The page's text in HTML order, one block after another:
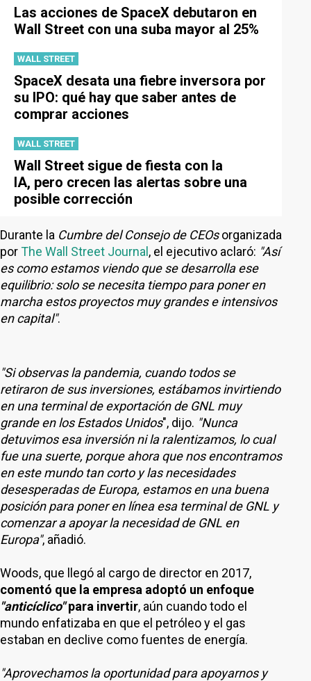
Las acciones de SpaceX debutaron en
Wall Street con una suba mayor al 25%
WALL STREET
SpaceX desata una fiebre inversora por
su IPO: qué hay que saber antes de
comprar acciones
WALL STREET
Wall Street sigue de fiesta con la
IA, pero crecen las alertas sobre una
posible corrección
Durante la Cumbre del Consejo de CEOsorganizada
porThe Wall Street Journal , el ejecutivo aclaró: "Así
es como estamos viendo que se desarrolla ese
equilibrio: solo se necesita tiempo para poner en
marcha estos proyectos muy grandes e intensivos
en capital".
"Si observas la pandemia, cuando todos se
retiraron de sus inversiones, estábamos invirtiendo
en una terminal de exportación de GNL muy
grande en los Estados Unidos", dijo. "Nunca
detuvimos esa inversión ni la ralentizamos, lo cual
fue una suerte, porque ahora que nos encontramos
en este mundo tan corto y las necesidades
desesperadas de Europa, estamos en una buena
posición para poner en línea esa terminal de GNL y
comenzar a apoyar la necesidad de GNL en
Europa", añadió.
Woods, que llegó al cargo de director en 2017,
comentó que la empresa adoptó un enfoque
"anticíclico"para invertir, aún cuando todo el
mundo enfatizaba en que el petróleo y el gas
estaban en declive como fuentes de energía.
"Aprovechamos la oportunidad para apoyarnos y